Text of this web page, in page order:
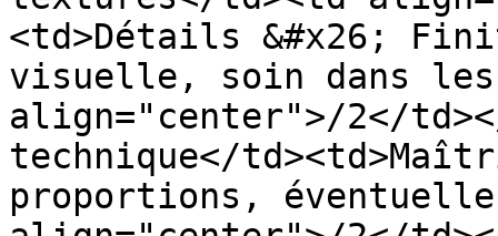
<td>Détails &#x26;
visuelle, soin dans
align="center">/2</
technique</
proportions,